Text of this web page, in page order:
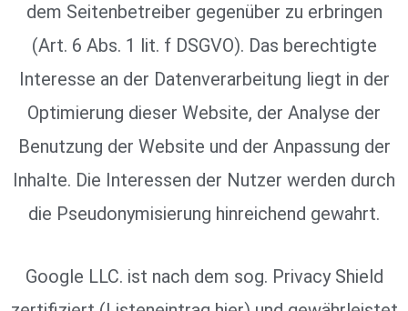
dem Seitenbetreiber gegenüber zu erbringen
(Art. 6 Abs. 1 lit. f DSGVO). Das berechtigte
Interesse an der Datenverarbeitung liegt in der
Optimierung dieser Website, der Analyse der
Benutzung der Website und der Anpassung der
Inhalte. Die Interessen der Nutzer werden durch
die Pseudonymisierung hinreichend gewahrt.
Google LLC. ist nach dem sog. Privacy Shield